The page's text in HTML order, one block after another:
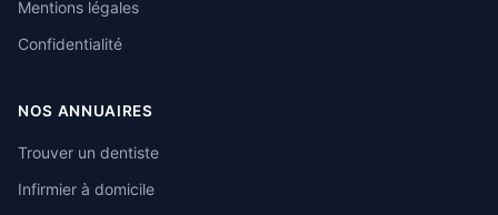
Mentions légales
Confidentialité
NOS ANNUAIRES
Trouver un dentiste
Infirmier à domicile